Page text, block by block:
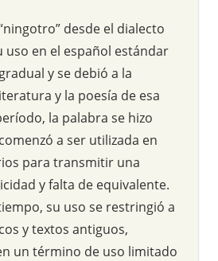
desde el dialecto
uso en el español estándar
y se debió a la
y la poesía de esa
la palabra se hizo
a ser utilizada en
para transmitir una
y falta de equivalente.
su uso se restringió a
y textos antiguos,
un término de uso limitado